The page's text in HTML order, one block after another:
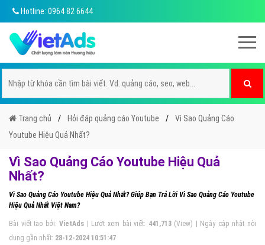
Hotline: 0964 82 6644
Trang chủ Hỏi đáp quảng cáo Youtube
Vì Sao Quảng Cáo
Youtube Hiệu Quả Nhất?
Vì Sao Quảng Cáo Youtube Hiệu Quả
Nhất?
Vì Sao Quảng Cáo Youtube Hiệu Quả Nhất? Giúp Bạn Trả Lời Vì Sao Quảng Cáo Youtube
Hiệu Quả Nhất Việt Nam?
Bài viết tạo bởi:VietAds | Lượt xem bài viết: 441,713(View) | Ngày cập nhật nội
dung gần nhất: 28-12-2024 10:51:47